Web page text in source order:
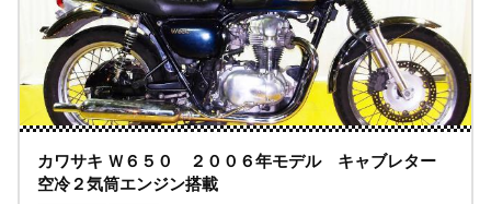
カワサキ Ｗ６５０ ２００６年モデル キャブレター
空冷２気筒エンジン搭載